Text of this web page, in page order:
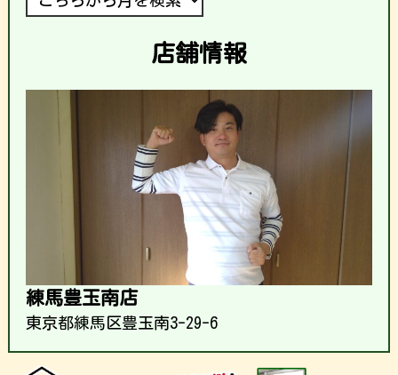
店舗情報
練馬豊玉南店
東京都練馬区豊玉南3-29-6